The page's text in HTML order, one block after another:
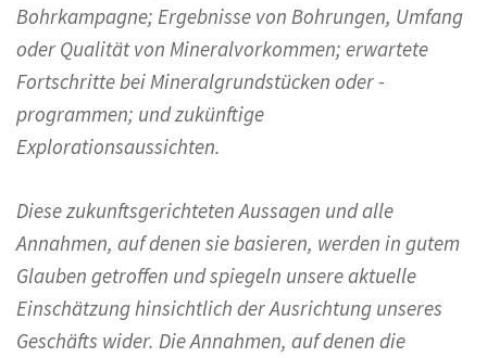
Bohrkampagne; Ergebnisse von Bohrungen, Umfang
oder Qualität von Mineralvorkommen; erwartete
Fortschritte bei Mineralgrundstücken oder -
programmen; und zukünftige
Explorationsaussichten.
Diese zukunftsgerichteten Aussagen und alle
Annahmen, auf denen sie basieren, werden in gutem
Glauben getroffen und spiegeln unsere aktuelle
Einschätzung hinsichtlich der Ausrichtung unseres
Geschäfts wider. Die Annahmen, auf denen die